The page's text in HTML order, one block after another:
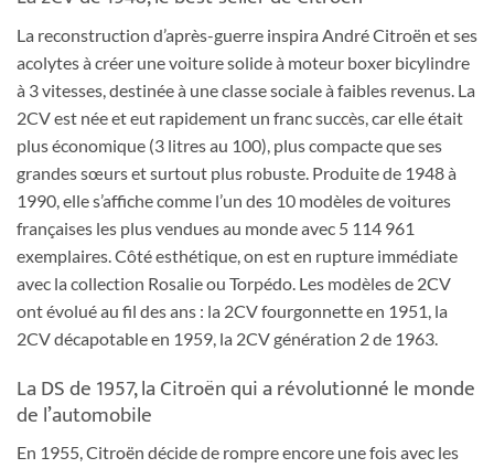
La reconstruction d’après-guerre inspira André Citroën et ses
acolytes à créer une voiture solide à moteur boxer bicylindre
à 3 vitesses, destinée à une classe sociale à faibles revenus. La
2CV est née et eut rapidement un franc succès, car elle était
plus économique (3 litres au 100), plus compacte que ses
grandes sœurs et surtout plus robuste. Produite de 1948 à
1990, elle s’affiche comme l’un des 10 modèles de voitures
françaises les plus vendues au monde avec 5 114 961
exemplaires. Côté esthétique, on est en rupture immédiate
avec la collection Rosalie ou Torpédo. Les modèles de 2CV
ont évolué au fil des ans : la 2CV fourgonnette en 1951, la
2CV décapotable en 1959, la 2CV génération 2 de 1963.
La DS de 1957, la Citroën qui a révolutionné le monde
de l’automobile
En 1955, Citroën décide de rompre encore une fois avec les